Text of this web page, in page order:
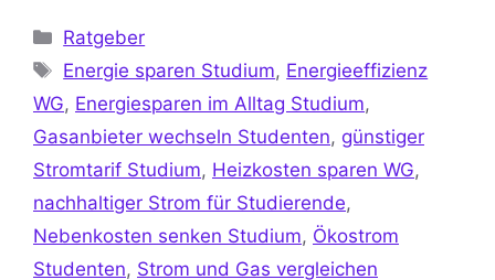
Ratgeber
Energie sparen Studium, Energieeffizienz
WG, Energiesparen im Alltag Studium,
Gasanbieter wechseln Studenten, günstiger
Stromtarif Studium, Heizkosten sparen WG,
nachhaltiger Strom für Studierende,
Nebenkosten senken Studium, Ökostrom
Studenten, Strom und Gas vergleichen